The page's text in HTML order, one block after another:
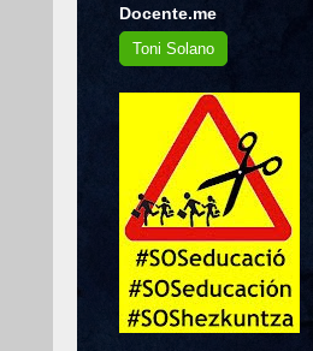
Docente.me
Toni Solano